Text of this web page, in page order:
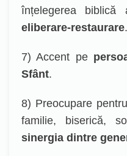
înțelegerea
eliberare-restaurare.
7) Accent pe
Sfânt.
8) Preocupare pentru
familie, biserică,
sinergia dintre